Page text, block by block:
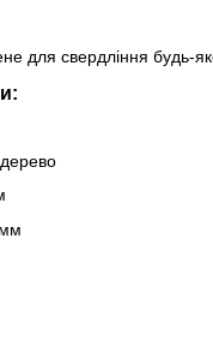
для свердління будь-